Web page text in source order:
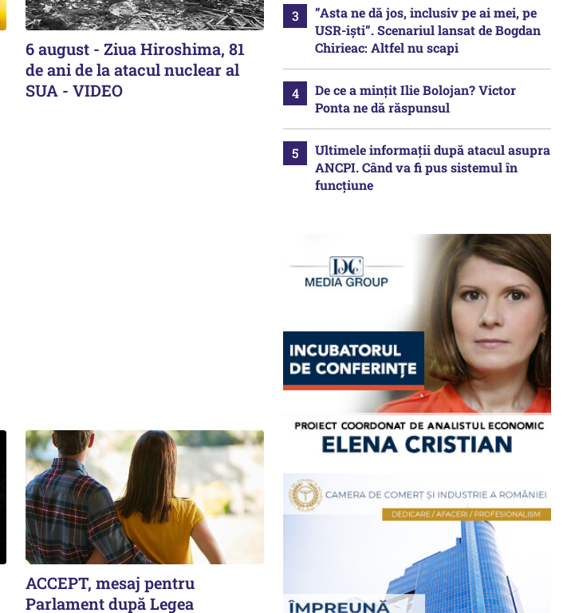
6 august - Ziua Hiroshima, 81
de ani de la atacul nuclear al
SUA - VIDEO
ACCEPT, mesaj pentru
Parlament după Legea
”Asta ne dă jos, inclusiv pe ai mei, pe
USR-iști”. Scenariul lansat de Bogdan
Chirieac: Altfel nu scapi
De ce a mințit Ilie Bolojan? Victor
Ponta ne dă răspunsul
Ultimele informații după atacul asupra
ANCPI. Când va fi pus sistemul în
funcțiune